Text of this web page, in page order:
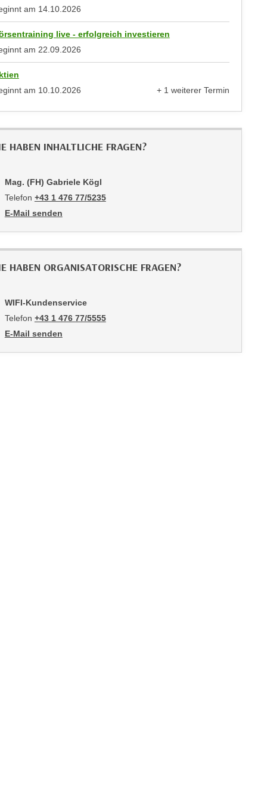
am 14.10.2026
live - erfolgreich investieren
am 22.09.2026
am 10.10.2026
+ 1 weiterer Termin
HABEN INHALTLICHE FRAGEN?
Mag. (FH) Gabriele Kögl
Telefon +43 1 476 77/5235
E-Mail senden
HABEN ORGANISATORISCHE FRAGEN?
WIFI-Kundenservice
Telefon +43 1 476 77/5555
E-Mail senden